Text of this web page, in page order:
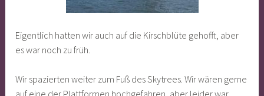
Eigentlich hatten wir auch auf die Kirschblüte gehofft, aber
es war noch zu früh.
Wir spazierten weiter zum Fuß des Skytrees. Wir wären gerne